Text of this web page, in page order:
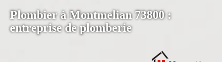
Plombier à Montmelian 73800 :
entreprise de plomberie